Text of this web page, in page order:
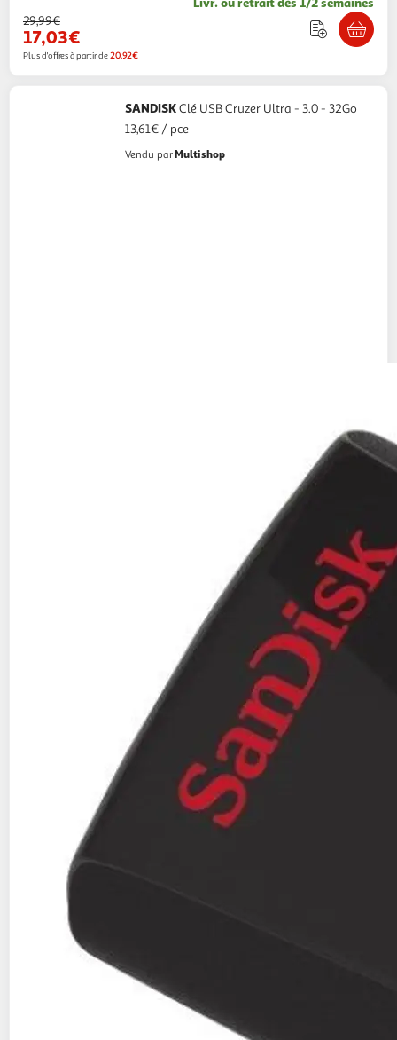
29,99€
17,03€
Plus d'offres à partir de20.92€
SANDISKClé USB Cruzer Ultra - 3.0 - 32Go
13,61€ / pce
Vendu parMultishop